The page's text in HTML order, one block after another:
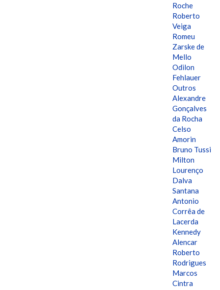
Roche
Roberto
Veiga
Romeu
Zarske de
Mello
Odilon
Fehlauer
Outros
Alexandre
Gonçalves
da Rocha
Celso
Amorin
Bruno Tussi
Milton
Lourenço
Dalva
Santana
Antonio
Corrêa de
Lacerda
Kennedy
Alencar
Roberto
Rodrigues
Marcos
Cintra